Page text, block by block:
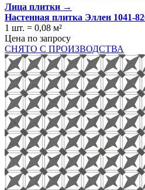
Лица плитки →
Настенная плитка Эллен 1041-
1 шт. = 0,08 м²
Цена по запросу
СНЯТО С ПРОИЗВОДСТВА